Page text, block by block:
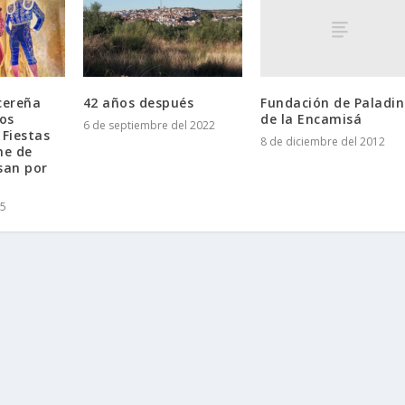
de
por
42 años después
6 de septiembre del 2022
Fundación de
de la Encamisá
8 de diciembre del 2012